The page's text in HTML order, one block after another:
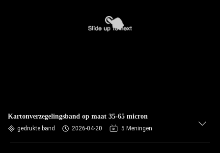
Kartonverzegelingsband op maat 35-65 micron
gedrukte band 2026-04-20 5 Meningen